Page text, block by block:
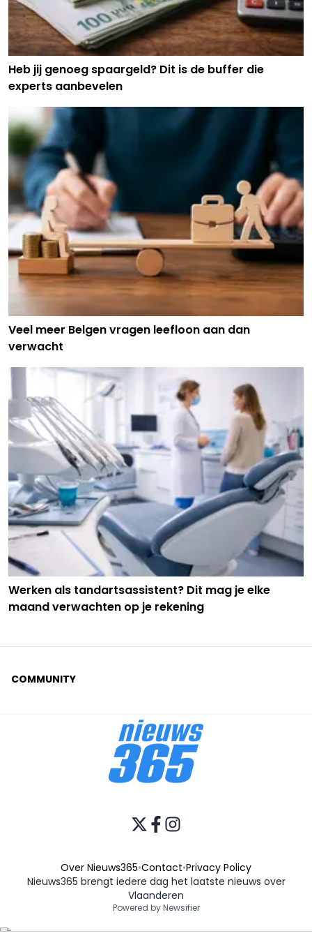
Heb jij genoeg spaargeld? Dit is de buffer die
experts aanbevelen
Veel meer Belgen vragen leefloon aan dan
verwacht
Werken als tandartsassistent? Dit mag je elke
maand verwachten op je rekening
COMMUNITY
Over Nieuws365•Contact•Privacy Policy
Nieuws365 brengt iedere dag het laatste nieuws over
Vlaanderen
Powered by Newsifier